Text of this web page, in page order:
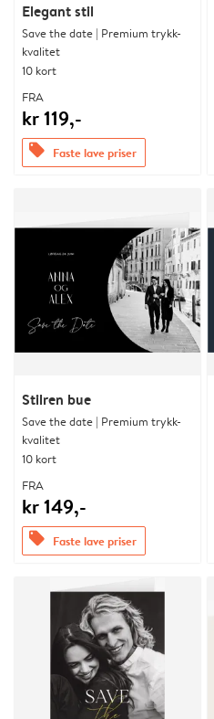
Elegant stil
Save the date | Premium trykk-
kvalitet
10 kort
FRA
kr 119,-
offers Faste lave priser
Stilren bue
Save the date | Premium trykk-
kvalitet
10 kort
FRA
kr 149,-
offers Faste lave priser